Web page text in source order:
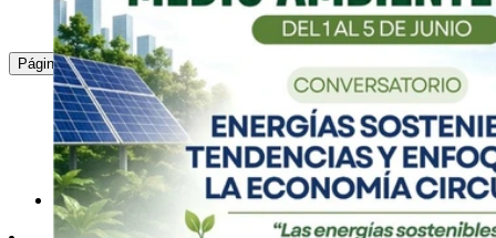
27MAY
Conferencia: El cristianismo débil como un
inclusión a las …
Modalidad virtual por medio de la Plataforma Zoom: ID de
de acceso: 803122 / Facebook y YouTube: Escuela de
miércoles 27 de mayo, 10:00 a. m.
Asistencia:virtual
2511-6342
alvaro.zywb carvajal @ucr jwcd.ac.cr
Página : ...101112131415